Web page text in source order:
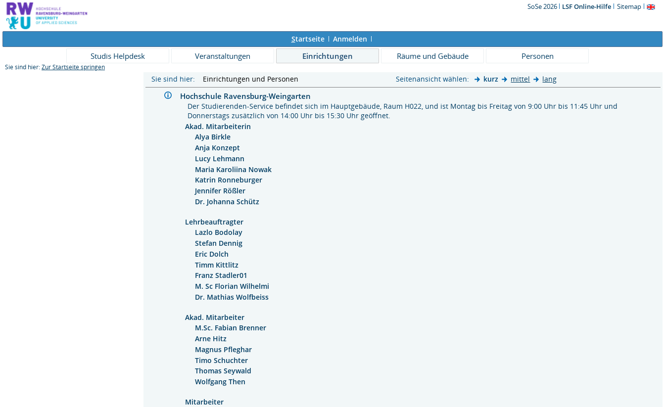
SoSe 2026 LSF Online-Hilfe Sitemap
Startseite Anmelden
Studis Helpdesk Veranstaltungen Einrichtungen Räume und Gebäude Personen
Sie sind hier: Zur Startseite springen
Sie sind hier: Einrichtungen und Personen Seitenansicht wählen: kurz mittel lang
Hochschule Ravensburg-Weingarten
Der Studierenden-Service befindet sich im Hauptgebäude, Raum H022, und ist Montag bis Freitag von 9:00 Uhr bis 11:45 Uhr und
Donnerstags zusätzlich von 14:00 Uhr bis 15:30 Uhr geöffnet.
Akad. Mitarbeiterin
Alya Birkle
Anja Konzept
Lucy Lehmann
Maria Karoliina Nowak
Katrin Ronneburger
Jennifer Rößler
Dr. Johanna Schütz
Lehrbeauftragter
Lazlo Bodolay
Stefan Dennig
Eric Dolch
Timm Kittlitz
Franz Stadler01
M. Sc Florian Wilhelmi
Dr. Mathias Wolfbeiss
Akad. Mitarbeiter
M.Sc. Fabian Brenner
Arne Hitz
Magnus Pfleghar
Timo Schuchter
Thomas Seywald
Wolfgang Then
Mitarbeiter